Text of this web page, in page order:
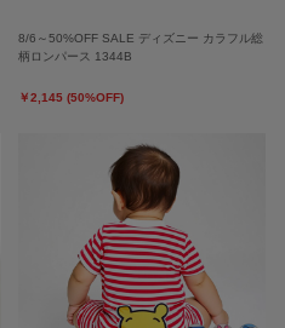
8/6～50%OFF SALE ディズニー カラフル総
柄ロンパース 1344B
￥2,145 (50%OFF)